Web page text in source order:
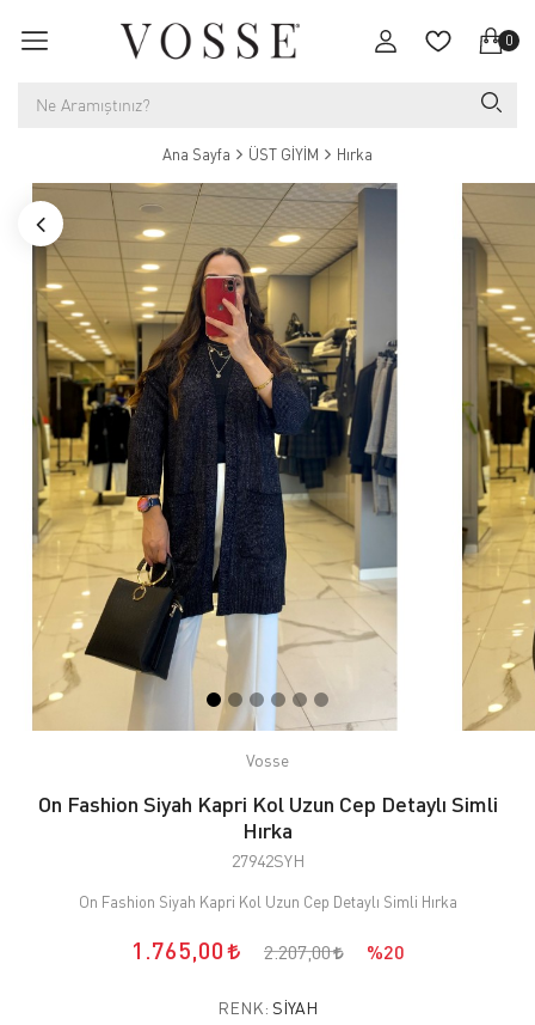
0
Ana Sayfa ÜST GİYİM Hırka
Vosse
On Fashion Siyah Kapri Kol Uzun Cep Detaylı Simli
Hırka
27942SYH
On Fashion Siyah Kapri Kol Uzun Cep Detaylı Simli Hırka
1.765,00 2.207,00 %20
RENK: SİYAH